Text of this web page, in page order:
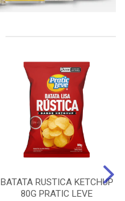
BATATA RUSTICA KETCHUP
80G PRATIC LEVE